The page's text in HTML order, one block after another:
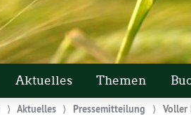
Aktuelles Themen
⟩ Aktuelles ⟩ Pressemitteilung ⟩ Voller